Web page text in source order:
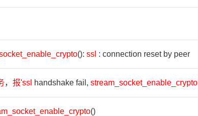
(): ssl : connection reset by peer
， 报'ssl handshake fail, stream_socket_enable_crypto
()